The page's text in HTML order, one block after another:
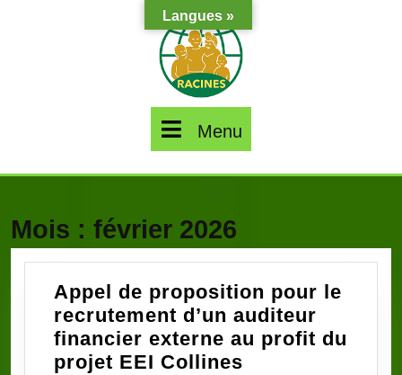
Menu
Mois : février 2026
Appel de proposition pour le
recrutement d’un auditeur
financier externe au profit du
projet EEI Collines
Langues »